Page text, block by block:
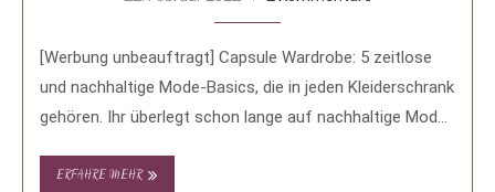
[Werbung unbeauftragt] Capsule Wardrobe: 5 zeitlose
und nachhaltige Mode-Basics, die in jeden Kleiderschrank
gehören. Ihr überlegt schon lange auf nachhaltige Mode
ERFAHRE MEHR